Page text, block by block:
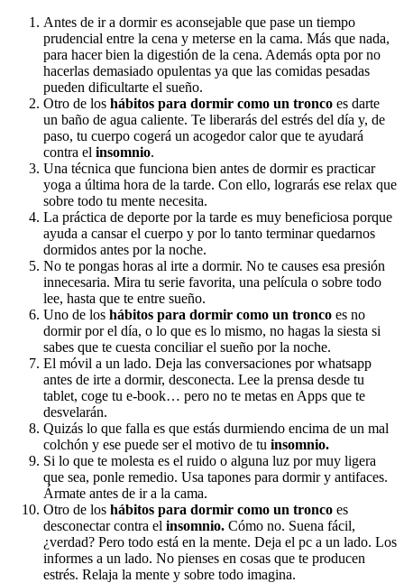
Antes de ir a dormir es aconsejable que pase un tiempo
prudencial entre la cena y meterse en la cama. Más que nada,
para hacer bien la digestión de la cena. Además opta por no
hacerlas demasiado opulentas ya que las comidas pesadas
pueden dificultarte el sueño.
Otro de los hábitos para dormir como un tronco es darte
un baño de agua caliente. Te liberarás del estrés del día y, de
paso, tu cuerpo cogerá un acogedor calor que te ayudará
contra el insomnio.
Una técnica que funciona bien antes de dormir es practicar
yoga a última hora de la tarde. Con ello, lograrás ese relax que
sobre todo tu mente necesita.
La práctica de deporte por la tarde es muy beneficiosa porque
ayuda a cansar el cuerpo y por lo tanto terminar quedarnos
dormidos antes por la noche.
No te pongas horas al irte a dormir. No te causes esa presión
innecesaria. Mira tu serie favorita, una película o sobre todo
lee, hasta que te entre sueño.
Uno de los hábitos para dormir como un tronco es no
dormir por el día, o lo que es lo mismo, no hagas la siesta si
sabes que te cuesta conciliar el sueño por la noche.
El móvil a un lado. Deja las conversaciones por whatsapp
antes de irte a dormir, desconecta. Lee la prensa desde tu
tablet, coge tu e-book… pero no te metas en Apps que te
desvelarán.
Quizás lo que falla es que estás durmiendo encima de un mal
colchón y ese puede ser el motivo de tu insomnio.
Si lo que te molesta es el ruido o alguna luz por muy ligera
que sea, ponle remedio. Usa tapones para dormir y antifaces.
Ármate antes de ir a la cama.
Otro de los hábitos para dormir como un tronco es
desconectar contra el insomnio. Cómo no. Suena fácil,
¿verdad? Pero todo está en la mente. Deja el pc a un lado. Los
informes a un lado. No pienses en cosas que te producen
estrés. Relaja la mente y sobre todo imagina.